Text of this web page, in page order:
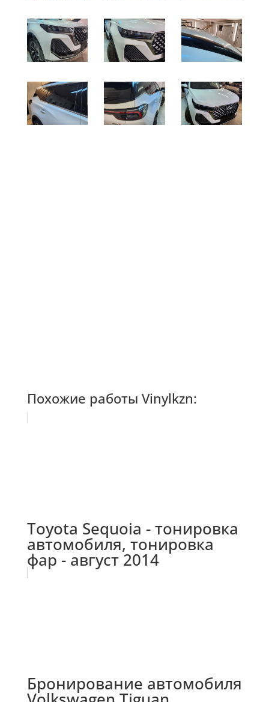
Похожие работы Vinylkzn:
Toyota Sequoia - тонировка
автомобиля, тонировка
фар - август 2014
Бронирование автомобиля